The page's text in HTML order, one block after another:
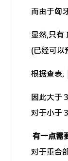
而由于匈
显然,只有
(已经可以
根据查表,
因此大于
对于小于
有一点需
对于重合